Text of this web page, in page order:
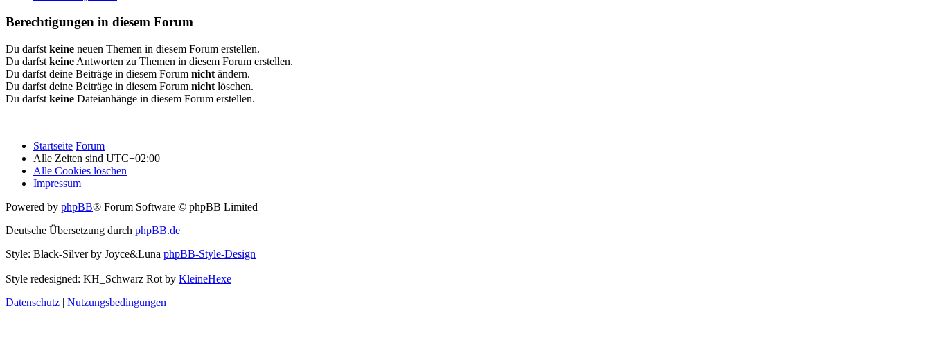
Berechtigungen in diesem Forum
Du darfst keine neuen Themen in diesem Forum erstellen.
Du darfst keine Antworten zu Themen in diesem Forum erstellen.
Du darfst deine Beiträge in diesem Forum nicht ändern.
Du darfst deine Beiträge in diesem Forum nicht löschen.
Du darfst keine Dateianhänge in diesem Forum erstellen.
Startseite Forum
Alle Zeiten sind UTC+02:00
Alle Cookies löschen
Impressum
Powered by phpBB® Forum Software © phpBB Limited
Deutsche Übersetzung durch phpBB.de
Style: Black-Silver by Joyce&Luna phpBB-Style-Design
Style redesigned: KH_Schwarz Rot by KleineHexe
Datenschutz | Nutzungsbedingungen